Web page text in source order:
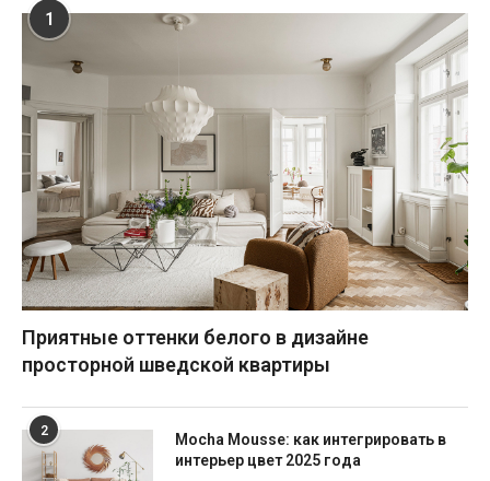
1
Приятные оттенки белого в дизайне
просторной шведской квартиры
2
Mocha Mousse: как интегрировать в
интерьер цвет 2025 года